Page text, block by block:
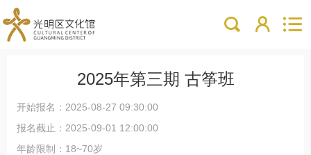
2025年第三期 古筝班
开始报名：2025-08-27 09:30:00
报名截止：2025-09-01 12:00:00
年龄限制：18~70岁